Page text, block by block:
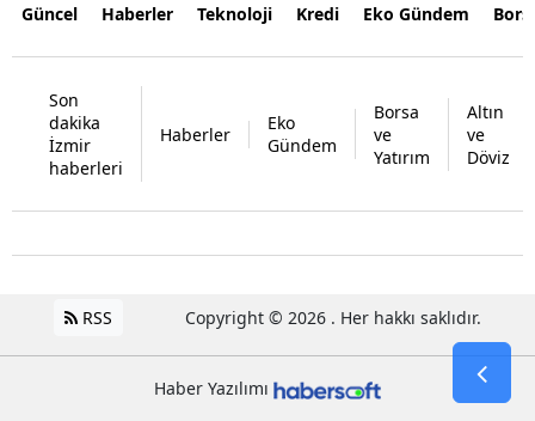
Güncel Haberler Teknoloji Kredi Eko Gündem
Son
dakika
İzmir
haberleri
Haberler
Eko
Gündem
Borsa
ve
Yatırım
Altın
ve
Döviz
RSS Copyright © 2026 . Her hakkı saklıdır.
Haber Yazılımı